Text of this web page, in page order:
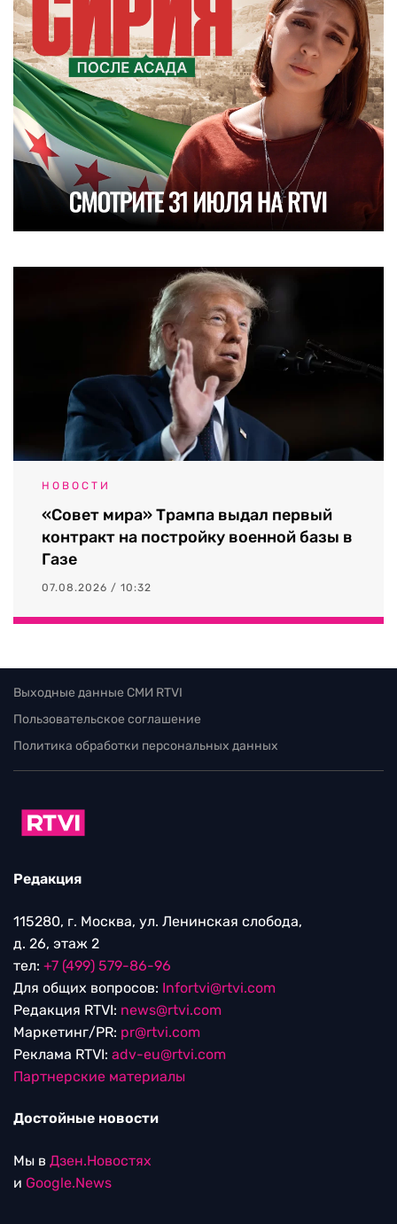
НОВОСТИ
«Совет мира» Трампа выдал первый
контракт на постройку военной базы в
Газе
07.08.2026 / 10:32
Выходные данные СМИ RTVI
Пользовательское соглашение
Политика обработки персональных данных
Редакция
115280, г. Москва, ул. Ленинская слобода,
д. 26, этаж 2
тел: +7 (499) 579-86-96
Для общих вопросов: Infortvi@rtvi.com
Редакция RTVI: news@rtvi.com
Маркетинг/PR: pr@rtvi.com
Реклама RTVI: adv-eu@rtvi.com
Партнерские материалы
Достойные новости
Мы в Дзен.Новостях
и Google.News